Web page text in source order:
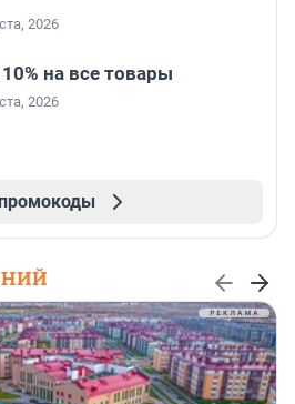
2026
на все товары
2026